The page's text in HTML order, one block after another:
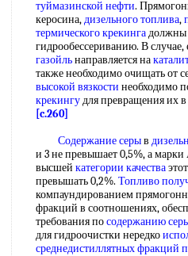
туймазинской нефти.
керосина,дизельного топлива,
термического крекингадолжны
гидрообессериванию. В случае,
газойльнаправляется на
также необходимо очищать от
высокой вязкости необходимо
крекингудля превращения их в
[c.260]
Содержание серыв
и 3 не превышает 0,5%, а
высшей категории качества
превышать 0,2%. Топливо
компаундированием
фракций в соотношениях,
требования посодержанию
для гидроочистки нередко
среднедистиллятных фракций